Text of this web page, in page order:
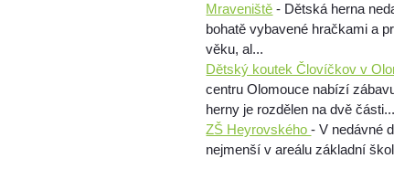
Mraveniště - Dětská herna
bohatě vybavené hračkami a
věku, al...
Dětský koutek Človíčkov v
centru Olomouce nabízí
herny je rozdělen na dvě části...
ZŠ Heyrovského- V nedávné
nejmenší v areálu základní